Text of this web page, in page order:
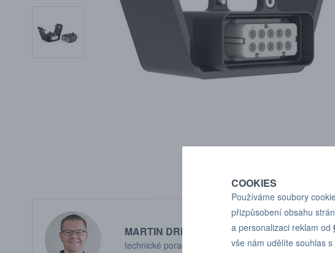
MARTIN DRHOLEC
technické poradenství
Pro
nebo
COOKIES
Používáme soubory
přizpůsobení obsahu
a personalizaci reklam od
vše nám udělíte souhlas